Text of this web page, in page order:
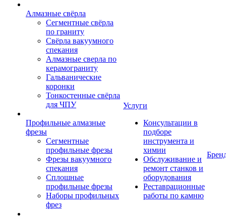
Алмазные свёрла
Сегментные свёрла
по граниту
Свёрла вакуумного
спекания
Алмазные сверла по
керамограниту
Гальванические
коронки
Тонкостенные свёрла
для ЧПУ
Профильные алмазные
фрезы
Сегментные
профильные фрезы
Фрезы вакуумного
спекания
Сплошные
профильные фрезы
Наборы профильных
фрез
Услуги
Консультации в
подборе
инструмента и
химии
Обслуживание и
ремонт станков и
оборудования
Реставрационные
работы по камню